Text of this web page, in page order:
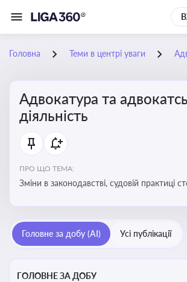
Головна Теми в центрі уваги
Адвокатура та
діяльність
ПРО ЩО ТЕМА:
Зміни в законодавстві, судовій практиці
Головне за добу (AI) Усі публікації
ГОЛОВНЕ ЗА ДОБУ